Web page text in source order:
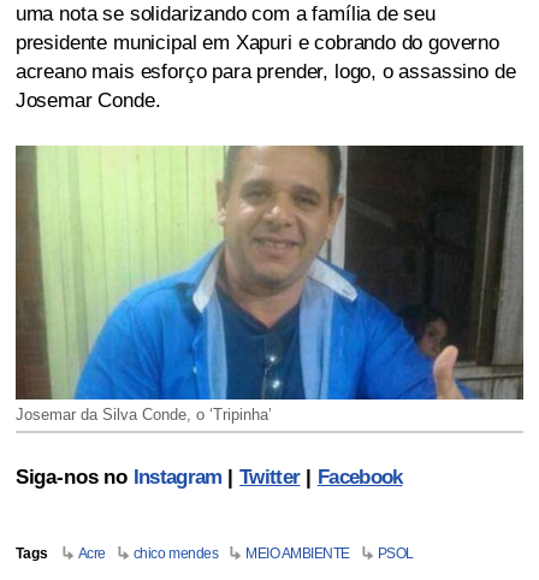
uma nota se solidarizando com a família de seu
presidente municipal em Xapuri e cobrando do governo
acreano mais esforço para prender, logo, o assassino de
Josemar Conde.
Josemar da Silva Conde, o ‘Tripinha’
Siga-nos no Instagram |Twitter| Facebook
Tags Acre chico mendes MEIO AMBIENTE PSOL